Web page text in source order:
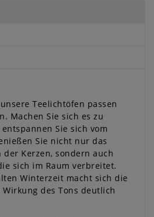
Teelichtöfen passen
Machen Sie sich es zu
Sie sich vom
Sie nicht nur das
der Kerzen, sondern auch
sich im Raum verbreitet.
Winterzeit macht sich die
des Tons deutlich